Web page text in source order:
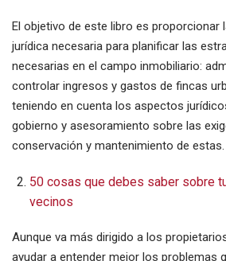
El objetivo de este libro es
jurídica necesaria para planificar las
necesarias en el campo inmobiliario:
controlar ingresos y gastos de fincas
teniendo en cuenta los aspectos
gobierno y asesoramiento sobre las
conservación y mantenimiento de estas.
50 cosas que debes saber sobre
vecinos
Aunque va más dirigido a los
ayudar a entender mejor los problemas